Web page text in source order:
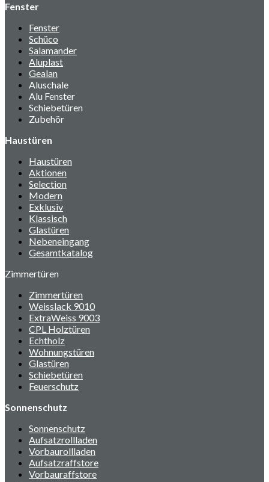
Fenster
Fenster
Schüco
Salamander
Aluplast
Gealan
Aluschale
Alu Fenster
Schiebetüren
Zubehör
Haustüren
Haustüren
Aktionen
Selection
Modern
Exklusiv
Klassisch
Glastüren
Nebeneingang
Gesamtkatalog
Zimmertüren
Zimmertüren
Weisslack 9010
ExtraWeiss 9003
CPL Holztüren
Echtholz
Wohnungstüren
Glastüren
Schiebetüren
Feuerschutz
Sonnenschutz
Sonnenschutz
Aufsatzrollladen
Vorbaurollladen
Aufsatzraffstore
Vorbauraffstore